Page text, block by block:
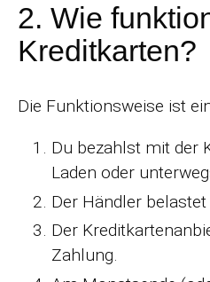
2. Wie
Kreditkarten?
Die Funktionsweise ist
Du bezahlst mit der
Laden oder
Der Händler belastet
Der
Zahlung.